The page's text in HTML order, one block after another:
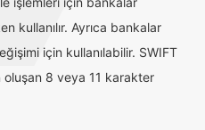
kullanılır. Ayrıca bankalar
için kullanılabilir. SWIFT
oluşan 8 veya 11 karakter